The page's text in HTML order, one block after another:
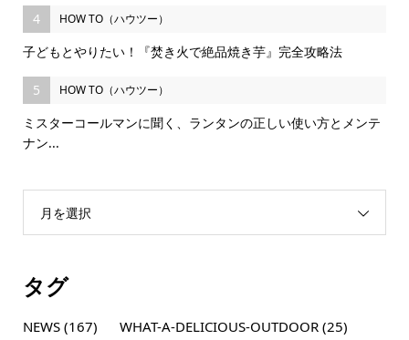
4 HOW TO（ハウツー）
子どもとやりたい！『焚き火で絶品焼き芋』完全攻略法
5 HOW TO（ハウツー）
ミスターコールマンに聞く、ランタンの正しい使い方とメンテ
ナン...
月を選択
タグ
NEWS(167) WHAT-A-DELICIOUS-OUTDOOR(25)